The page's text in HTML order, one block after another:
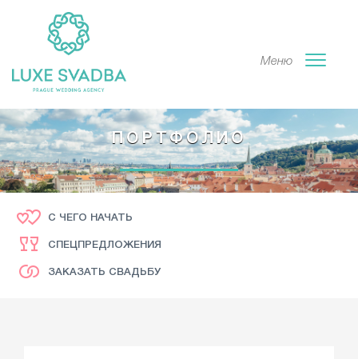
Меню
ПОРТФОЛИО
С ЧЕГО НАЧАТЬ
СПЕЦПРЕДЛОЖЕНИЯ
ЗАКАЗАТЬ СВАДЬБУ